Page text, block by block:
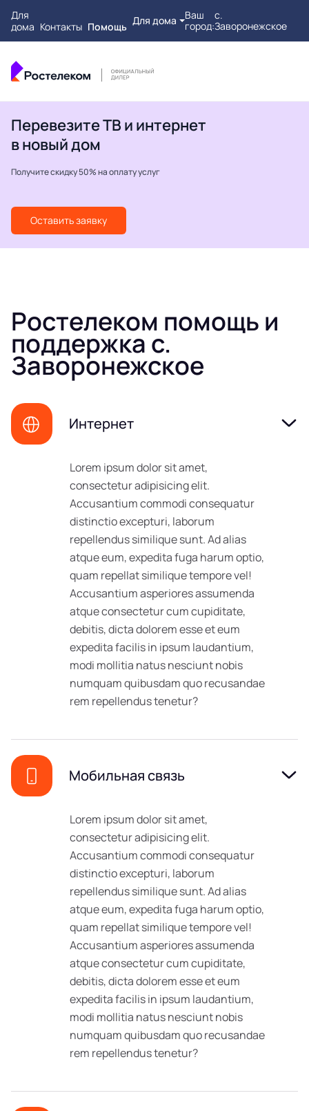
Для
дома Контакты Помощь Для дома
Ваш
город:
с.
Заворонежское
Перевезите ТВ и интернет
в новый дом
Получите скидку 50% на оплату услуг
Оставить заявку
Ростелеком помощь и
поддержка с.
Заворонежское
Интернет
Lorem ipsum dolor sit amet,
consectetur adipisicing elit.
Accusantium commodi consequatur
distinctio excepturi, laborum
repellendus similique sunt. Ad alias
atque eum, expedita fuga harum optio,
quam repellat similique tempore vel!
Accusantium asperiores assumenda
atque consectetur cum cupiditate,
debitis, dicta dolorem esse et eum
expedita facilis in ipsum laudantium,
modi mollitia natus nesciunt nobis
numquam quibusdam quo recusandae
rem repellendus tenetur?
Мобильная связь
Lorem ipsum dolor sit amet,
consectetur adipisicing elit.
Accusantium commodi consequatur
distinctio excepturi, laborum
repellendus similique sunt. Ad alias
atque eum, expedita fuga harum optio,
quam repellat similique tempore vel!
Accusantium asperiores assumenda
atque consectetur cum cupiditate,
debitis, dicta dolorem esse et eum
expedita facilis in ipsum laudantium,
modi mollitia natus nesciunt nobis
numquam quibusdam quo recusandae
rem repellendus tenetur?